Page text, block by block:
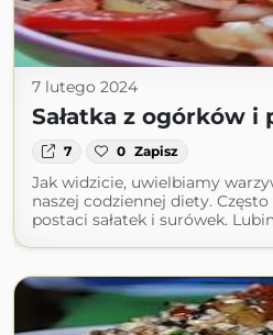
7 lutego 2024
Sałatka z ogórków i
7 0 Zapisz
Jak widzicie, uwielbiamy
naszej codziennej diety.
postaci sałatek i surówek.